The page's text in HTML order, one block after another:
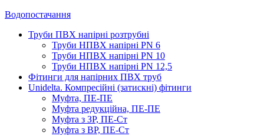
Водопостачання
Труби ПВХ напірні розтрубні
Труби НПВХ напірні PN 6
Труби НПВХ напірні PN 10
Труби НПВХ напірні PN 12,5
Фітинги для напірних ПВХ труб
Unidelta. Компресійні (затискні) фітинги
Муфта, ПЕ-ПЕ
Муфта редукційна, ПЕ-ПЕ
Муфта з ЗР, ПЕ-Ст
Муфта з ВР, ПЕ-Ст